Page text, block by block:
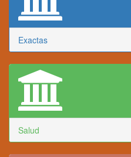
Exactas
Salud